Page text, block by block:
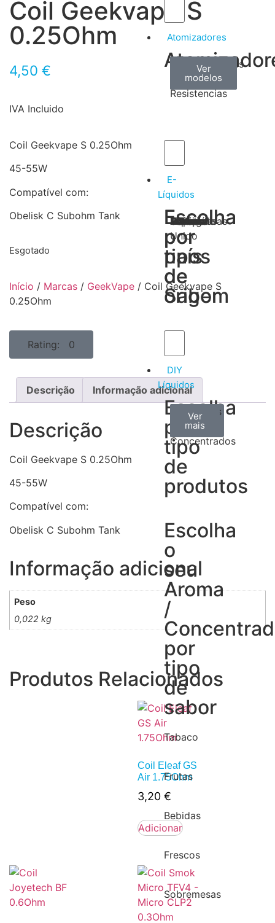
Atomizadores
Claromizadores
Ver
modelos
Reconstruíveis
Ver
modelos
Resistencias
Ver
modelos
E-
Líquidos
Escolha
por
tipos
de
Sabor
Tabaco
Frutas
Bebidas
Frescos
Sobremesas
Escolha
por
país
de
origem
Portugal
Alemanha
USA
Reino
Unido
Canadá
França
Malásia
Filipinas
Espanha
Polónia
Grécia
DIY
Líquidos
Escolha
por
tipo
de
produtos
Aromas
Concentrados
Ver
todos
Bases
Ver
mais
Accesorios
Ver
mais
Escolha
o
seu
Aroma
/
por
tipo
de
sabor
Tabaco
Frutas
Bebidas
Frescos
Sobremesas
Coil Geekvape S
0.25Ohm
4,50 €
IVA Incluido
Coil Geekvape S 0.25Ohm
45-55W
Compatível com:
Obelisk C Subohm Tank
Esgotado
Início / Marcas / GeekVape / Coil Geekvape S
0.25Ohm
Rating: 0
Descrição Informação adicional
Descrição
Coil Geekvape S 0.25Ohm
45-55W
Compatível com:
Obelisk C Subohm Tank
Informação adicional
Peso
0,022 kg
Produtos Relacionados
Coil Eleaf GS
Air 1.75Ohm
3,20 €
Adicionar